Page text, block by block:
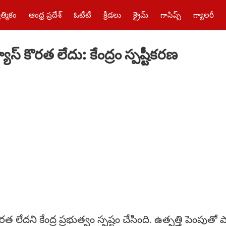
ఆంధ్ర ప్రదేశ్ ఓటీటీ క్రీడలు క్రైమ్‌ గాసిప్స్ గ్యాలరీ
కొరత లేదు: కేంద్రం స్పష్టీకరణ
లేదని కేంద్ర ప్రభుత్వం స్పష్టం చేసింది. ఉత్పత్తి